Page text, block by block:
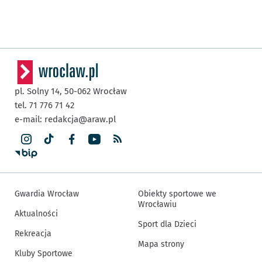
pl. Solny 14, 50-062 Wrocław
tel. 71 776 71 42
e-mail: redakcja@araw.pl
Gwardia Wrocław
Aktualności
Rekreacja
Kluby Sportowe
Obiekty sportowe we
Wrocławiu
Sport dla Dzieci
Mapa strony